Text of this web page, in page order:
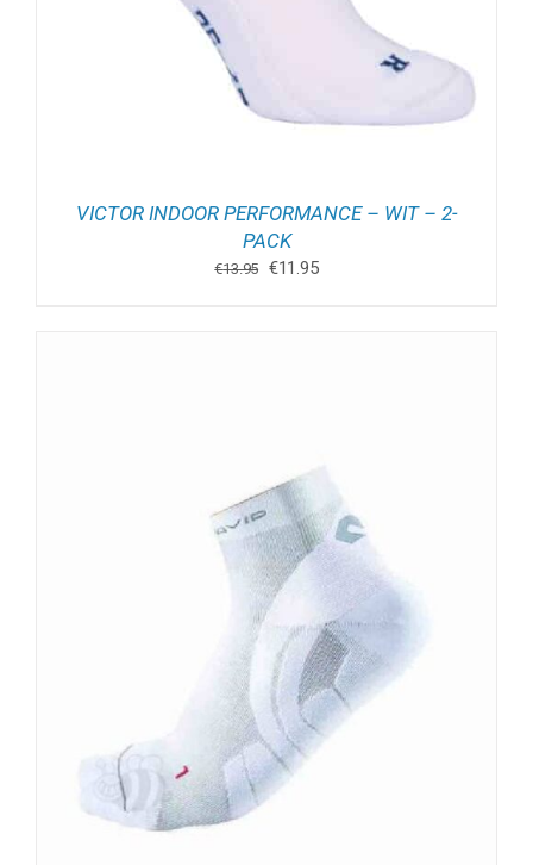
VICTOR INDOOR PERFORMANCE – WIT – 2-
PACK
€13.95 Oorspronkelijke
€11.95Huidige